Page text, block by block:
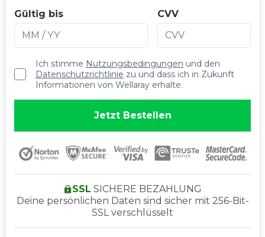
Gültig bis CVV
Ich stimme Nutzungsbedingungen und den
Datenschutzrichtlinie zu und dass ich in Zukunft
Informationen von Wellaray erhalte.
Jetzt Bestellen
SSL SICHERE BEZAHLUNG
Deine persönlichen Daten sind sicher mit 256-Bit-
SSL verschlüsselt